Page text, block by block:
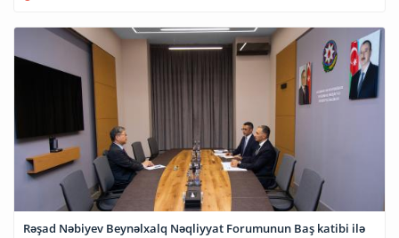
Rəşad Nəbiyev Beynəlxalq Nəqliyyat Forumunun Baş katibi ilə